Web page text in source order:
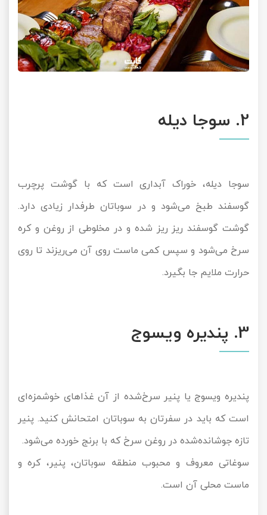
2. سوجا دیله
سوجا دیله، خوراک آبداری است که با گوشت پرچرب
گوسفند طبخ می‌شود و در سوباتان طرفدار زیادی دارد.
گوشت گوسفند ریز ریز شده و در مخلوطی از روغن و کره
سرخ می‌شود و سپس کمی ماست روی آن می‌ریزند تا روی
حرارت ملایم جا بگیرد.
3. پندیره ویسوج
پندیره ویسوج یا پنیر سرخ‌شده از آن غذاهای خوشمزه‌ای
است که باید در سفرتان به سوباتان امتحانش کنید. پنیر
تازه جوشانده‌شده در روغن سرخ که با برنج خورده می‌شود.
سوغاتی معروف و محبوب منطقه سوباتان، پنیر، کره و
ماست محلی‌ آن است.